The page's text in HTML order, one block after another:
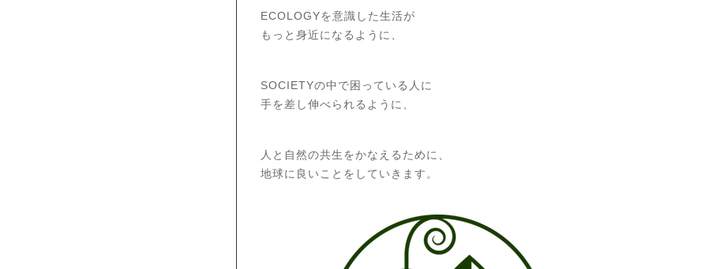
ECOLOGYを意識した生活が
もっと身近になるように、
SOCIETYの中で困っている人に
手を差し伸べられるように、
人と自然の共生をかなえるために、
地球に良いことをしていきます。